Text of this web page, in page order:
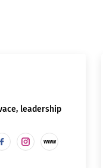
leadership